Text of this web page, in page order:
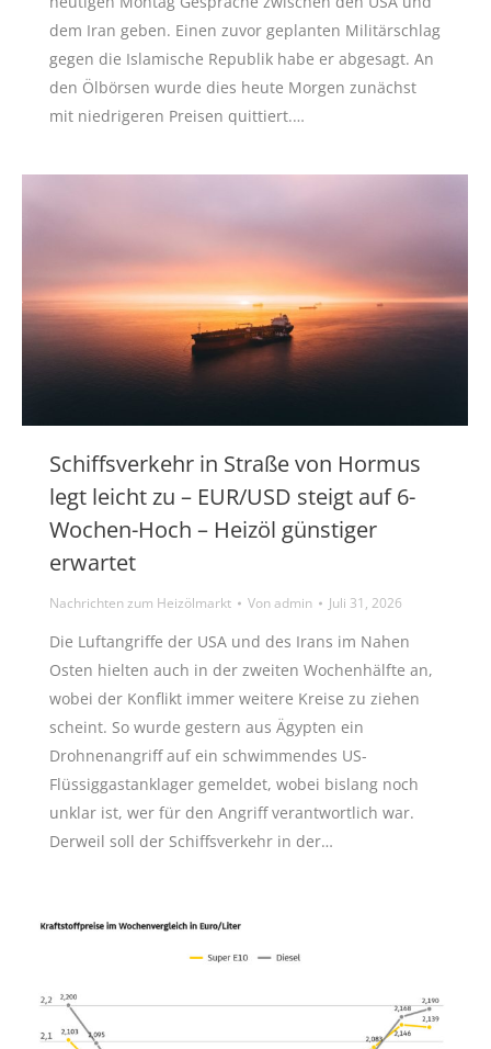
dem Iran geben. Einen zuvor geplanten Militärschlag
gegen die Islamische Republik habe er abgesagt. An
den Ölbörsen wurde dies heute Morgen zunächst
mit niedrigeren Preisen quittiert.…
Schiffsverkehr in Straße von Hormus
legt leicht zu – EUR/USD steigt auf 6-
Wochen-Hoch – Heizöl günstiger
erwartet
Nachrichten zum Heizölmarkt Vonadmin Juli 31, 2026
Die Luftangriffe der USA und des Irans im Nahen
Osten hielten auch in der zweiten Wochenhälfte an,
wobei der Konflikt immer weitere Kreise zu ziehen
scheint. So wurde gestern aus Ägypten ein
Drohnenangriff auf ein schwimmendes US-
Flüssiggastanklager gemeldet, wobei bislang noch
unklar ist, wer für den Angriff verantwortlich war.
Derweil soll der Schiffsverkehr in der…